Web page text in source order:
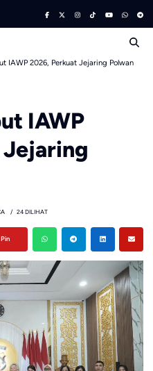
IAWP 2026, Perkuat Jejaring Polwan
IAWP
24 DILIHAT
Pin